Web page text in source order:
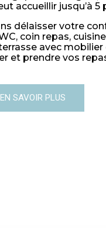
accueillir jusqu’à 5
délaisser votre
coin repas,
avec mobilier
et prendre vos
EN SAVOIR PLUS